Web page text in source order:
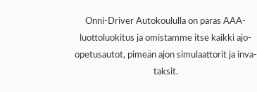
Onni-Driver Autokoululla on paras AAA-
luottoluokitus ja omistamme itse kaikki ajo-
opetusautot, pimeän ajon simulaattorit ja inva-
taksit.